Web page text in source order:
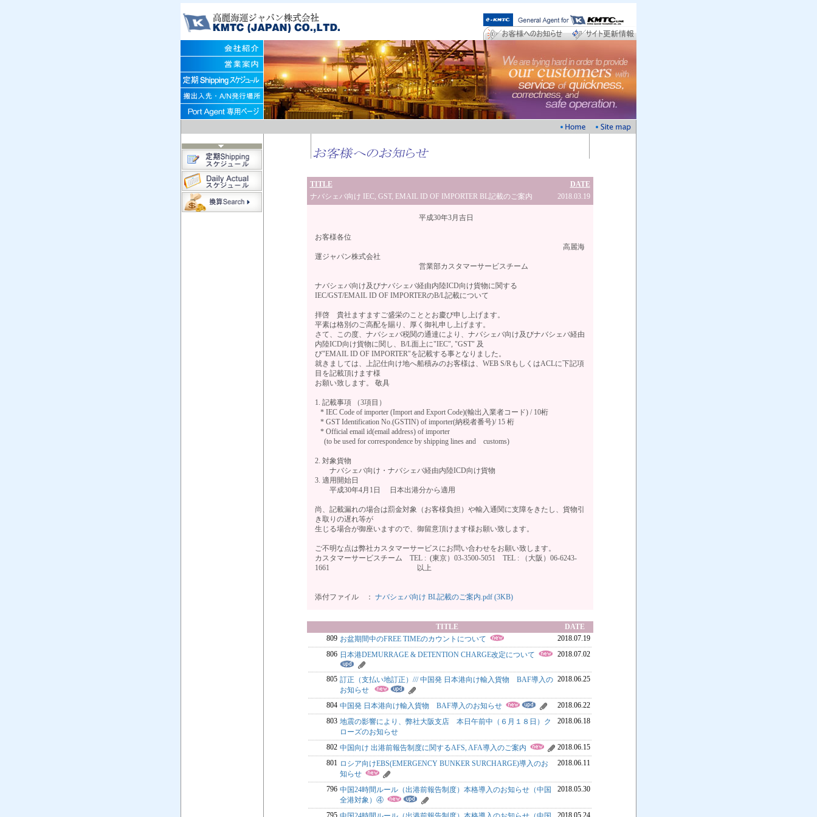
TITLE
DATE
ナバシェバ向け IEC, GST, EMAIL ID OF IMPORTER BL記載のご案内
2018.03.19
平成30年3月吉日
お客様各位
高麗海
運ジャパン株式会社
営業部カスタマーサービスチーム
ナバシェバ向け及びナバシェバ経由内陸ICD向け貨物に関する
IEC/GST/EMAIL ID OF IMPORTERのB/L記載について
拝啓 貴社ますますご盛栄のこととお慶び申し上げます。
平素は格別のご高配を賜り、厚く御礼申し上げます。
さて、この度、ナバシェバ税関の通達により、ナバシェバ向け及びナバシェバ経由
内陸ICD向け貨物に関し、B/L面上に"IEC", "GST" 及
び"EMAIL ID OF IMPORTER"を記載する事となりました。
就きましては、上記仕向け地へ船積みのお客様は、WEB S/RもしくはACLに下記項
目を記載頂けます様
お願い致します。 敬具
1. 記載事項 （3項目）
* IEC Code of importer (Import and Export Code)(輸出入業者コード) / 10桁
* GST Identification No.(GSTIN) of importer(納税者番号)/ 15 桁
* Official email id(email address) of importer
(to be used for correspondence by shipping lines and customs)
2. 対象貨物
ナバシェバ向け・ナバシェバ経由内陸ICD向け貨物
3. 適用開始日
平成30年4月1日 日本出港分から適用
尚、記載漏れの場合は罰金対象（お客様負担）や輸入通関に支障をきたし、貨物引
き取りの遅れ等が
生じる場合が御座いますので、御留意頂けます様お願い致します。
ご不明な点は弊社カスタマーサービスにお問い合わせをお願い致します。
カスタマーサービスチーム TEL : (東京）03-3500-5051 TEL : （大阪）06-6243-
1661 以上
添付ファイル ： ナバシェバ向け BL記載のご案内.pdf (3KB)
TITLE
DATE
809 お盆期間中のFREE TIMEのカウントについて
2018.07.19
806 日本港DEMURRAGE & DETENTION CHARGE改定について 2018.07.02
805 訂正（支払い地訂正）/// 中国発 日本港向け輸入貨物 BAF導入の
お知らせ
2018.06.25
804 中国発 日本港向け輸入貨物 BAF導入のお知らせ
2018.06.22
803 地震の影響により、弊社大阪支店 本日午前中（６月１８日）ク
ローズのお知らせ
2018.06.18
802 中国向け 出港前報告制度に関するAFS, AFA導入のご案内
2018.06.15
801 ロシア向けEBS(EMERGENCY BUNKER SURCHARGE)導入のお
知らせ
2018.06.11
796 中国24時間ルール（出港前報告制度）本格導入のお知らせ（中国
全港対象）④
2018.05.30
795 2018.05.24